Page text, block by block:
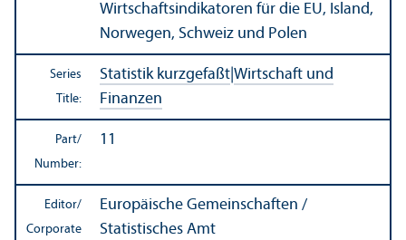
Wirtschaftsindikatoren für die EU, Island,
Norwegen, Schweiz und Polen
Series
Title:
Statistik kurzgefaßt Wirtschaft und
Finanzen
Part/
Number:
11
Editor/
Corporate
Europäische Gemeinschaften /
Statistisches Amt